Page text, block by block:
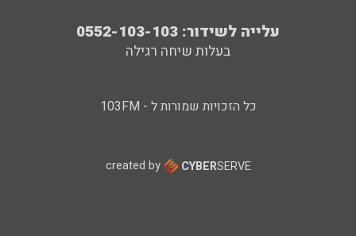
עלייה לשידור: 0552-103-103
בעלות שיחה רגילה
כל הזכויות שמורות ל - 103FM
created by CYBERSERVE